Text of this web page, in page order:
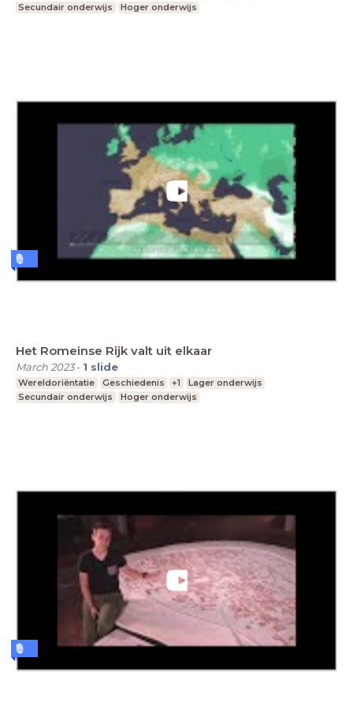
Secundair onderwijs
Hoger onderwijs
Het Romeinse Rijk valt uit elkaar
March 2023- 1 slide
Wereldoriëntatie Geschiedenis +1
Lager onderwijs
Secundair onderwijs
Hoger onderwijs